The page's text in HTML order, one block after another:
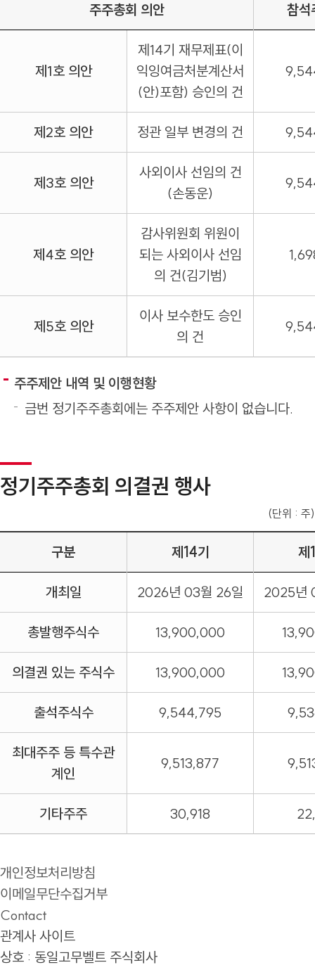
주주총회 의안 참석
제1호 의안
제14기 재무제표(이
익잉여금처분계산서
(안)포함) 승인의 건
제2호 의안 정관 일부 변경의 건
제3호 의안
사외이사 선임의 건
(손동운)
제4호 의안
감사위원회 위원이
되는 사외이사 선임
의 건(김기범)
제5호 의안
이사 보수한도 승인
의 건
주주제안 내역 및 이행현황
금번 정기주주총회에는 주주제안 사항이 없습니다.
정기주주총회 의결권 행사
(단위 : 주)
구분 제14기 제
개최일 2026년 03월 26일 2025년
총발행주식수 13,900,000
의결권 있는 주식수 13,900,000
출석주식수 9,544,795
최대주주 등 특수관
계인
9,513,877
기타주주 30,918
개인정보처리방침
이메일무단수집거부
Contact
관계사 사이트
상호 : 동일고무벨트 주식회사